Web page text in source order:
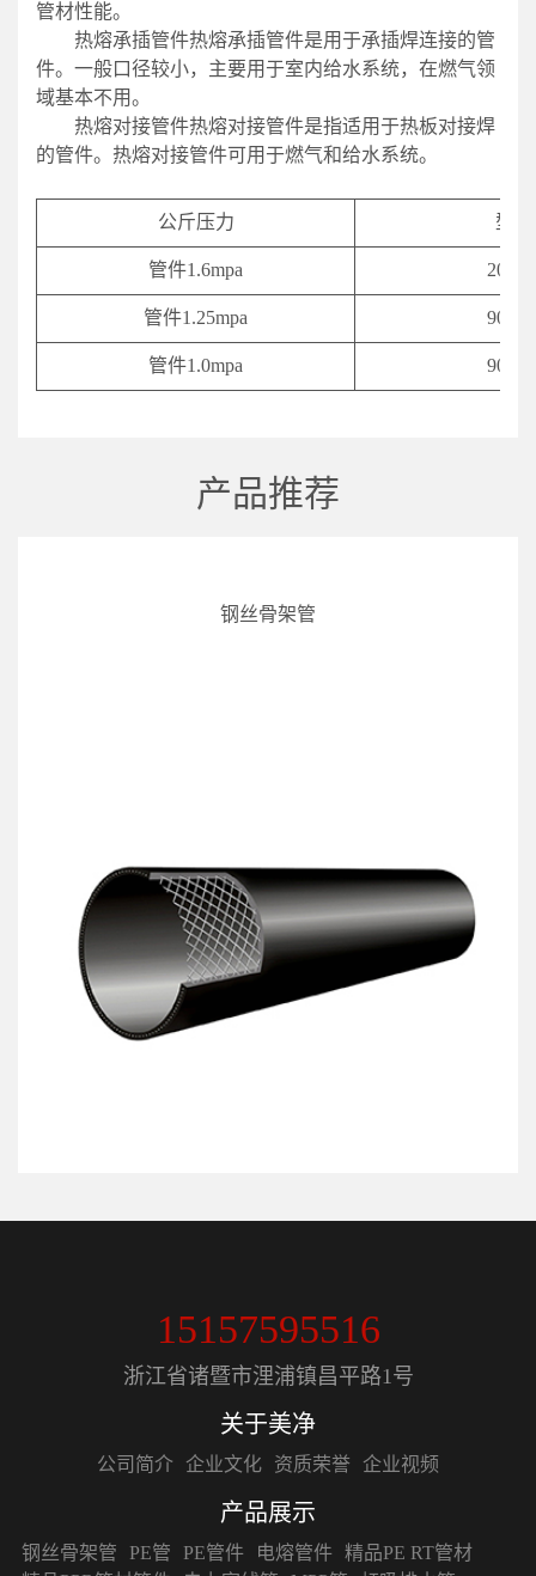
管材性能。
热熔承插管件热熔承插管件是用于承插焊连接的管
件。一般口径较小，主要用于室内给水系统，在燃气领
域基本不用。
热熔对接管件热熔对接管件是指适用于热板对接焊
的管件。热熔对接管件可用于燃气和给水系统。
公斤压力 型号
管件1.6mpa 20-
管件1.25mpa 90-
管件1.0mpa 90-
产品推荐
钢丝骨架管
15157595516
浙江省诸暨市浬浦镇昌平路1号
关于美净
公司简介 企业文化 资质荣誉 企业视频
产品展示
钢丝骨架管 PE管 PE管件 电熔管件 精品PE RT管材